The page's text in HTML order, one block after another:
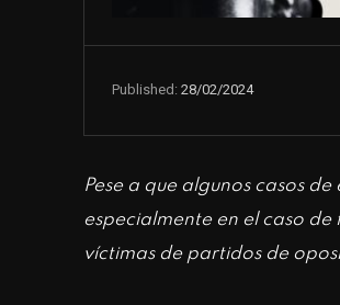
Published: 28/02/2024
Pese a que algunos casos
especialmente en el caso
víctimas de partidos de